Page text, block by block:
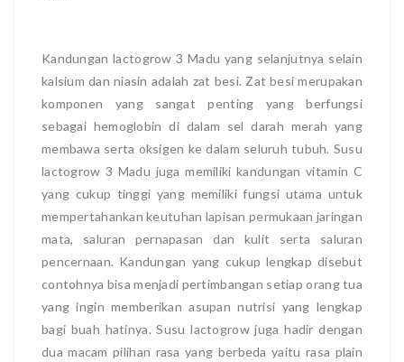
Kandungan lactogrow 3 Madu yang selanjutnya selain
kalsium dan niasin adalah zat besi. Zat besi merupakan
komponen yang sangat penting yang berfungsi
sebagai hemoglobin di dalam sel darah merah yang
membawa serta oksigen ke dalam seluruh tubuh. Susu
lactogrow 3 Madu juga memiliki kandungan vitamin C
yang cukup tinggi yang memiliki fungsi utama untuk
mempertahankan keutuhan lapisan permukaan jaringan
mata, saluran pernapasan dan kulit serta saluran
pencernaan. Kandungan yang cukup lengkap disebut
contohnya bisa menjadi pertimbangan setiap orang tua
yang ingin memberikan asupan nutrisi yang lengkap
bagi buah hatinya. Susu lactogrow juga hadir dengan
dua macam pilihan rasa yang berbeda yaitu rasa plain